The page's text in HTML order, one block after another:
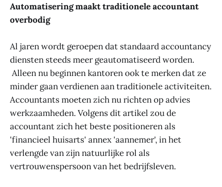
Automatisering maakt traditionele accountant
overbodig
Al jaren wordt geroepen dat standaard accountancy
diensten steeds meer geautomatiseerd worden.
Alleen nu beginnen kantoren ook te merken dat ze
minder gaan verdienen aan traditionele activiteiten.
Accountants moeten zich nu richten op advies
werkzaamheden. Volgens dit artikel zou de
accountant zich het beste positioneren als
'financieel huisarts' annex 'aannemer', in het
verlengde van zijn natuurlijke rol als
vertrouwenspersoon van het bedrijfsleven.